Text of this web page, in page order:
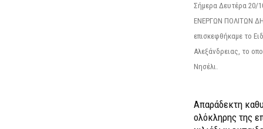
Σήμερα Δευτέρα
ΕΝΕΡΓΩΝ ΠΟΛΙΤΩΝ
επισκεφθήκαμε το
Αλεξάνδρειας, το
Νησέλι.
Απαράδεκτη
ολόκληρης της